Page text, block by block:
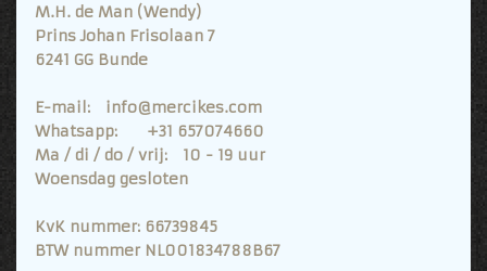
M.H. de Man (Wendy)
Prins Johan Frisolaan 7
6241 GG Bunde
E-mail: info@mercikes.com
Whatsapp: +31 657074660
Ma / di / do / vrij: 10 - 19 uur
Woensdag gesloten
KvK nummer: 66739845
BTW nummer NL001834788B67